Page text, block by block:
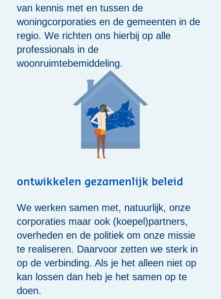
van kennis met en tussen de
woningcorporaties en de gemeenten in de
regio. We richten ons hierbij op alle
professionals in de
woonruimtebemiddeling.
ontwikkelen gezamenlijk beleid
We werken samen met, natuurlijk, onze
corporaties maar ook (koepel)partners,
overheden en de politiek om onze missie
te realiseren. Daarvoor zetten we sterk in
op de verbinding. Als je het alleen niet op
kan lossen dan heb je het samen op te
doen.